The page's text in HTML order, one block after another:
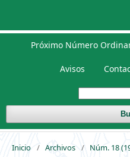
Próximo Número
Avisos
Inicio / Archivos / Núm. 18